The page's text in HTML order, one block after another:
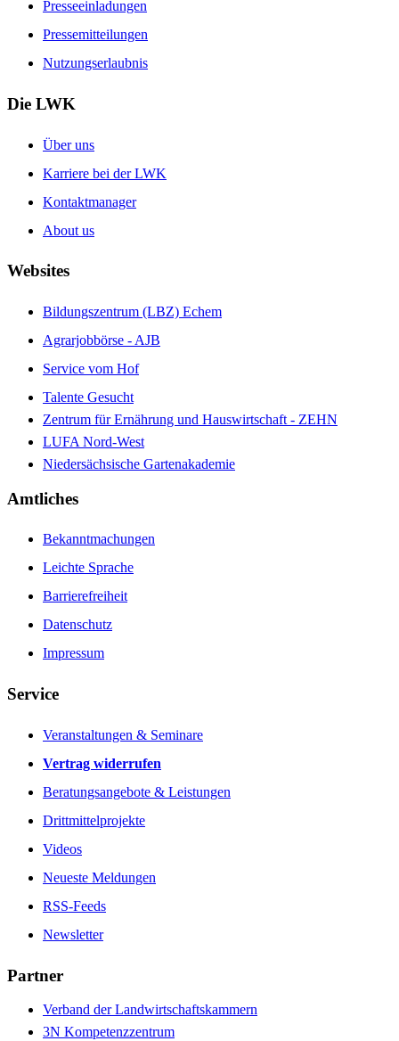
Presseeinladungen
Pressemitteilungen
Nutzungserlaubnis
Die LWK
Über uns
Karriere bei der LWK
Kontaktmanager
About us
Websites
Bildungszentrum (LBZ) Echem
Agrarjobbörse - AJB
Service vom Hof
Talente Gesucht
Zentrum für Ernährung und Hauswirtschaft - ZEHN
LUFA Nord-West
Niedersächsische Gartenakademie
Amtliches
Bekanntmachungen
Leichte Sprache
Barrierefreiheit
Datenschutz
Impressum
Service
Veranstaltungen & Seminare
Vertrag widerrufen
Beratungsangebote & Leistungen
Drittmittelprojekte
Videos
Neueste Meldungen
RSS-Feeds
Newsletter
Partner
Verband der Landwirtschaftskammern
3N Kompetenzzentrum